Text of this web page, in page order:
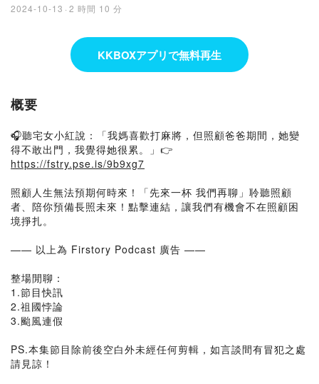
2024-10-13 · 2 時間 10 分
KKBOXアプリで無料再生
概要
🎧聽宅女小紅說：「我媽喜歡打麻將，但照顧爸爸期間，她變
得不敢出門，我覺得她很累。」👉
https://fstry.pse.is/9b9xg7
照顧人生無法預期何時來！「先來一杯 我們再聊」聆聽照顧
者、陪你預備長照未來！點擊連結，讓我們有機會不在照顧困
境掙扎。
—— 以上為 Firstory Podcast 廣告 ——
整場閒聊：
1.節目快訊
2.祖國悖論
3.颱風連假
PS.本集節目除前後空白外未經任何剪輯，如言談間有冒犯之處
請見諒！